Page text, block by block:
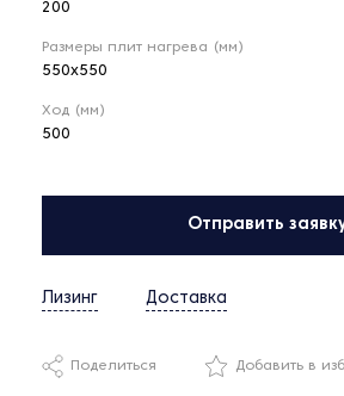
200
Размеры плит нагрева (мм)
550x550
Ход (мм)
500
Отправить
Лизинг Доставка
Поделиться Добавить в